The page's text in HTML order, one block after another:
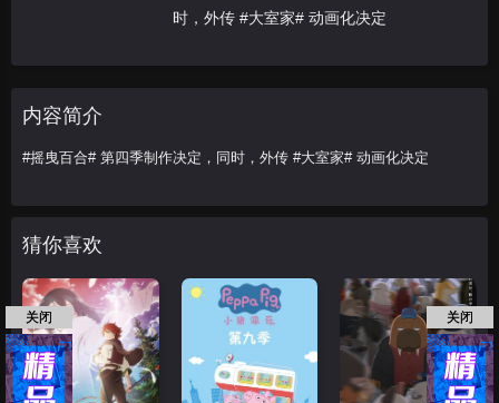
时，外传 #大室家# 动画化决定
内容简介
#摇曳百合# 第四季制作决定，同时，外传 #大室家# 动画化决定
猜你喜欢
关闭 关闭